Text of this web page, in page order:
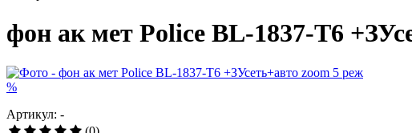
фон ак мет Police BL-1837-T6
%
Артикул: -